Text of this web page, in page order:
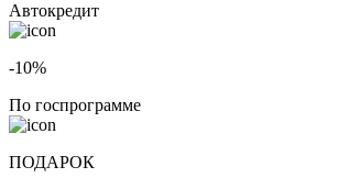
Автокредит
-10%
По госпрограмме
ПОДАРОК